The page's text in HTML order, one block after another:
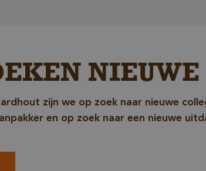
zijn we op zoek naar nieuwe
en op zoek naar een nieuwe